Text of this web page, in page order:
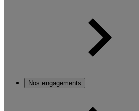
Nos engagements